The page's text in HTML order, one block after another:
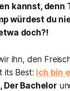
kannst, denn
würdest du
doch?!
ihn, den
its Best: Ich bin
, Der Bachelor